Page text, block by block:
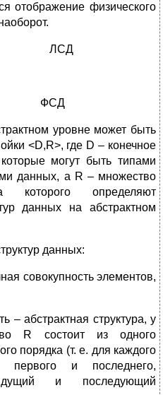
отображение физического
ЛСД
ФСД
уровне может быть
<D,R>, где D – конечное
могут быть типами
данных, а R – множество
которого определяют
данных на абстрактном
данных:
совокупность элементов,
– абстрактная структура, у
R состоит из одного
порядка (т. е. для каждого
первого и последнего,
и последующий